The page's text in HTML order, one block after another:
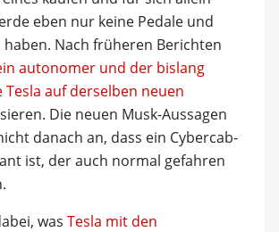
eben nur keine Pedale und
haben. Nach früheren Berichten
autonomer und der bislang
Tesla auf derselben neuen
Die neuen Musk-Aussagen
danach an, dass ein Cybercab-
ist, der auch normal gefahren
was Tesla mit den